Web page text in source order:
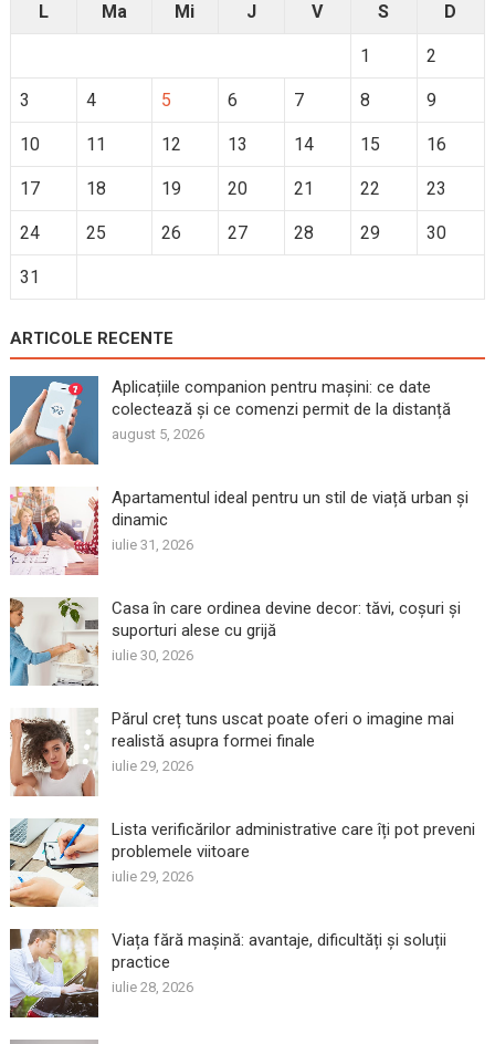
L Ma Mi J V S D
1 2
3 4 5 6 7 8 9
10 11 12 13 14 15 16
17 18 19 20 21 22 23
24 25 26 27 28 29 30
31
ARTICOLE RECENTE
Aplicațiile companion pentru mașini: ce date
colectează și ce comenzi permit de la distanță
august 5, 2026
Apartamentul ideal pentru un stil de viață urban și
dinamic
iulie 31, 2026
Casa în care ordinea devine decor: tăvi, coșuri și
suporturi alese cu grijă
iulie 30, 2026
Părul creț tuns uscat poate oferi o imagine mai
realistă asupra formei finale
iulie 29, 2026
Lista verificărilor administrative care îți pot preveni
problemele viitoare
iulie 29, 2026
Viața fără mașină: avantaje, dificultăți și soluții
practice
iulie 28, 2026